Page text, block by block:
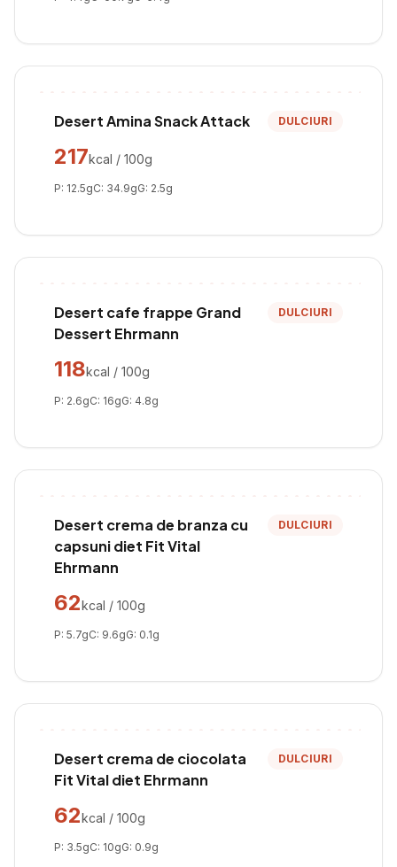
Desert Amina Snack Attack DULCIURI
217kcal / 100g
P: 12.5gC: 34.9gG: 2.5g
Desert cafe frappe Grand
Dessert Ehrmann
DULCIURI
118kcal / 100g
P: 2.6gC: 16gG: 4.8g
Desert crema de branza cu
capsuni diet Fit Vital
Ehrmann
DULCIURI
62kcal / 100g
P: 5.7gC: 9.6gG: 0.1g
Desert crema de ciocolata
Fit Vital diet Ehrmann
DULCIURI
62kcal / 100g
P: 3.5gC: 10gG: 0.9g